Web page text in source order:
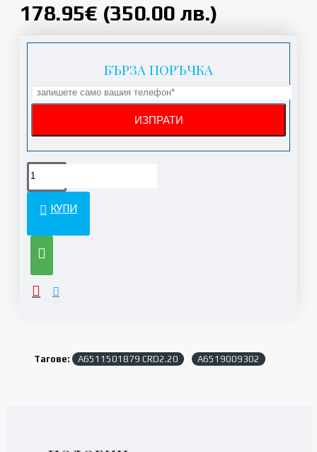
178.95€ (350.00 лв.)
БЪРЗА ПОРЪЧКА
КУПИ
Тагове: A6511501879 CRD2.20 A6519009302